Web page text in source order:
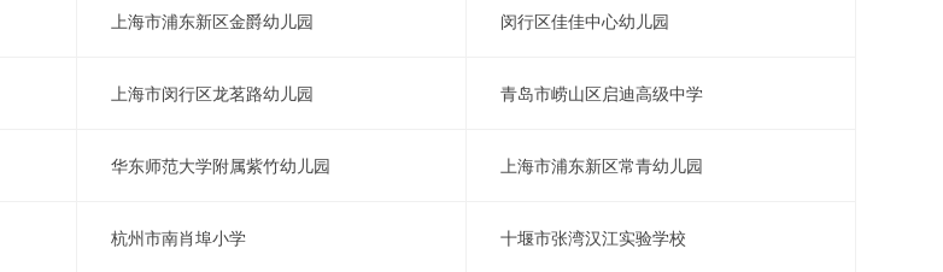
上海市浦东新区金爵幼儿园 闵行区佳佳中心幼儿园
上海市闵行区龙茗路幼儿园 青岛市崂山区启迪高级中学
华东师范大学附属紫竹幼儿园 上海市浦东新区常青幼儿园
杭州市南肖埠小学 十堰市张湾汉江实验学校